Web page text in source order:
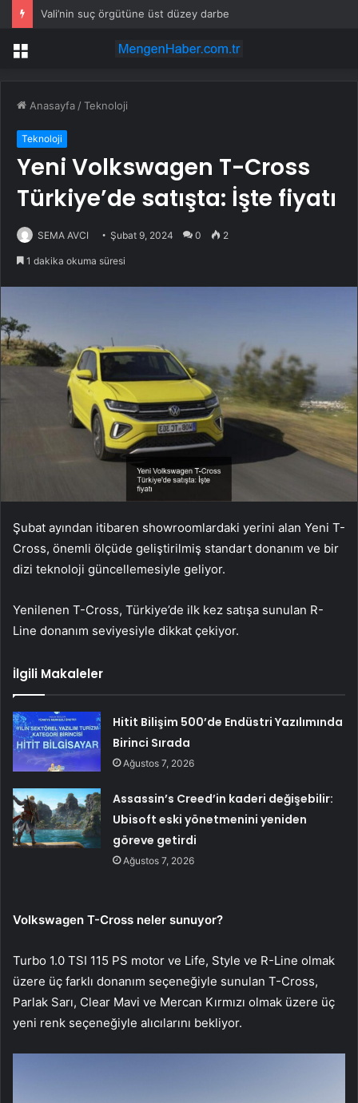
Vali’nin suç örgütüne üst düzey darbe
Menü
Anasayfa /Teknoloji
Teknoloji
Yeni Volkswagen T-Cross
Türkiye’de satışta: İşte fiyatı
SEMA AVCI Şubat 9, 2024 0 2
1 dakika okuma süresi
Şubat ayından itibaren showroomlardaki yerini alan Yeni T-
Cross, önemli ölçüde geliştirilmiş standart donanım ve bir
dizi teknoloji güncellemesiyle geliyor.
Yenilenen T-Cross, Türkiye’de ilk kez satışa sunulan R-
Line donanım seviyesiyle dikkat çekiyor.
İlgili Makaleler
Hitit Bilişim 500’de Endüstri Yazılımında
Birinci Sırada
Ağustos 7, 2026
Assassin’s Creed’in kaderi değişebilir:
Ubisoft eski yönetmenini yeniden
göreve getirdi
Ağustos 7, 2026
Volkswagen T-Cross neler sunuyor?
Turbo 1.0 TSI 115 PS motor ve Life, Style ve R-Line olmak
üzere üç farklı donanım seçeneğiyle sunulan T-Cross,
Parlak Sarı, Clear Mavi ve Mercan Kırmızı olmak üzere üç
yeni renk seçeneğiyle alıcılarını bekliyor.